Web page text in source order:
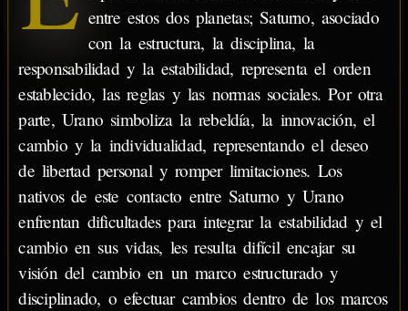
entre estos dos planetas; Saturno, asociado
con la estructura, la disciplina, la
responsabilidad y la estabilidad, representa el orden
establecido, las reglas y las normas sociales. Por otra
parte, Urano simboliza la rebeldía, la innovación, el
cambio y la individualidad, representando el deseo
de libertad personal y romper limitaciones. Los
nativos de este contacto entre Saturno y Urano
enfrentan dificultades para integrar la estabilidad y el
cambio en sus vidas, les resulta difícil encajar su
visión del cambio en un marco estructurado y
disciplinado, o efectuar cambios dentro de los marcos